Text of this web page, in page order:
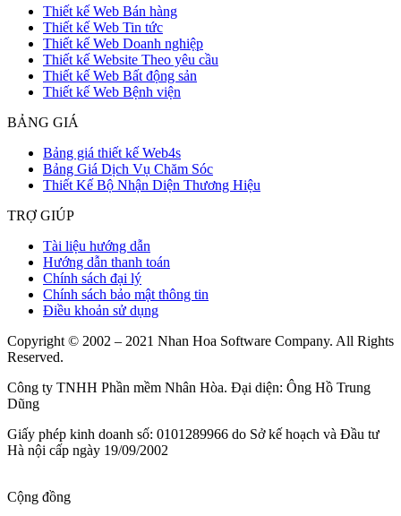
Thiết kế Web Bán hàng
Thiết kế Web Tin tức
Thiết kế Web Doanh nghiệp
Thiết kế Website Theo yêu cầu
Thiết kế Web Bất động sản
Thiết kế Web Bệnh viện
BẢNG GIÁ
Bảng giá thiết kế Web4s
Bảng Giá Dịch Vụ Chăm Sóc
Thiết Kế Bộ Nhận Diện Thương Hiệu
TRỢ GIÚP
Tài liệu hướng dẫn
Hướng dẫn thanh toán
Chính sách đại lý
Chính sách bảo mật thông tin
Điều khoản sử dụng
Copyright © 2002 – 2021 Nhan Hoa Software Company. All Rights
Reserved.
Công ty TNHH Phần mềm Nhân Hòa. Đại diện: Ông Hồ Trung
Dũng
Giấy phép kinh doanh số: 0101289966 do Sở kế hoạch và Đầu tư
Hà nội cấp ngày 19/09/2002
Cộng đồng